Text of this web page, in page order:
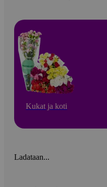
Kukat ja koti
Ladataan...